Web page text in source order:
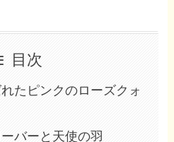
目次
たピンクのローズクォ
バーと天使の羽